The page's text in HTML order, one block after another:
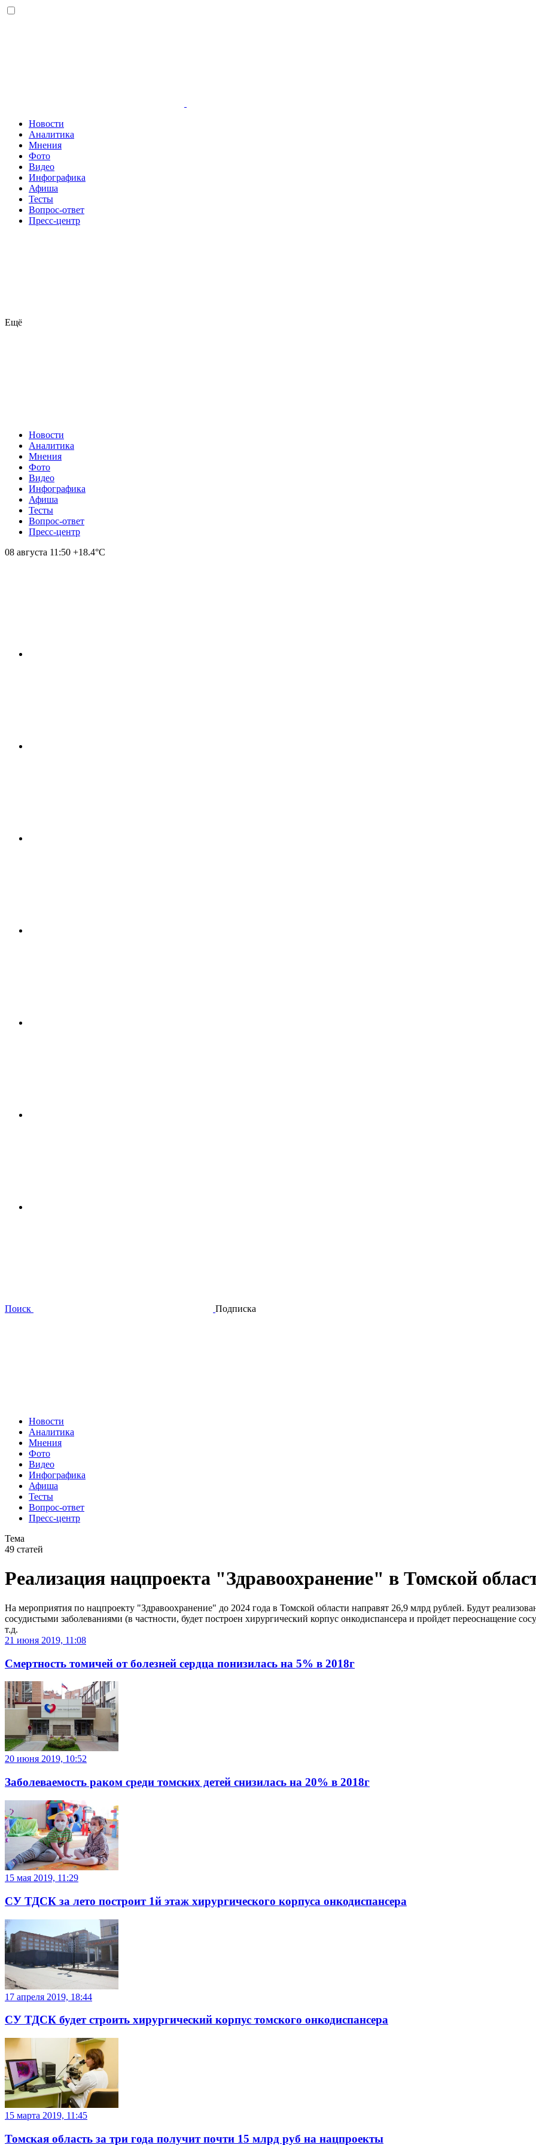
Новости
Аналитика
Мнения
Фото
Видео
Инфографика
Афиша
Тесты
Вопрос-ответ
Пресс-центр
Ещё
Новости
Аналитика
Мнения
Фото
Видео
Инфографика
Афиша
Тесты
Вопрос-ответ
Пресс-центр
08 августа 11:50 +18.4°С
Поиск Подписка
Новости
Аналитика
Мнения
Фото
Видео
Инфографика
Афиша
Тесты
Вопрос-ответ
Пресс-центр
Тема
49 статей
Реализация нацпроекта "Здравоохранение" в Томской
На мероприятия по нацпроекту "Здравоохранение" до 2024 года в Томской области направят 26,9 млрд рублей. Будут
сосудистыми заболеваниями (в частности, будет построен хирургический корпус онкодиспансера и пройдет переоснащение
т.д.
21 июня 2019, 11:08
Смертность томичей от болезней сердца понизилась на 5% в 2018г
20 июня 2019, 10:52
Заболеваемость раком среди томских детей снизилась на 20% в 2018г
15 мая 2019, 11:29
СУ ТДСК за лето построит 1й этаж хирургического корпуса онкодиспансера
17 апреля 2019, 18:44
СУ ТДСК будет строить хирургический корпус томского онкодиспансера
15 марта 2019, 11:45
Томская область за три года получит почти 15 млрд руб на нацпроекты